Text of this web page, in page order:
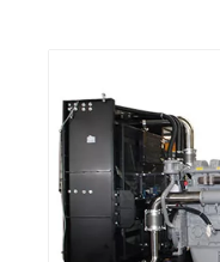
Compartir con: